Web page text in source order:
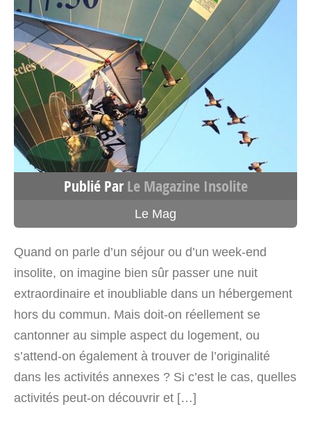
La Visiobulle – Tente suspendue
Occitanie
Le Cortal d'En Baptiste
Maureillas-Las-Illas
Occitanie>Pyrénées-Orientales 66480
France
Voir sur la carte
4735.5 km
La Roulotte Spa Gitane –
Roulotte Occitanie
Mas las Rieres ferme les paniers du
maraicher 66
163 Chemin de la mer
Elne Occitanie>Pyrénées-Orientales 66200
France
Publié ParLe Magazine Insolite
Le Mag
Quand on parle d’un séjour ou d’un week-end
insolite, on imagine bien sûr passer une nuit
extraordinaire et inoubliable dans un hébergement
hors du commun. Mais doit-on réellement se
cantonner au simple aspect du logement, ou
s’attend-on également à trouver de l’originalité
dans les activités annexes ? Si c’est le cas, quelles
activités peut-on découvrir et […]